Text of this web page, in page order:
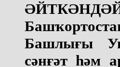
Башлығы
сәнғәт һәм